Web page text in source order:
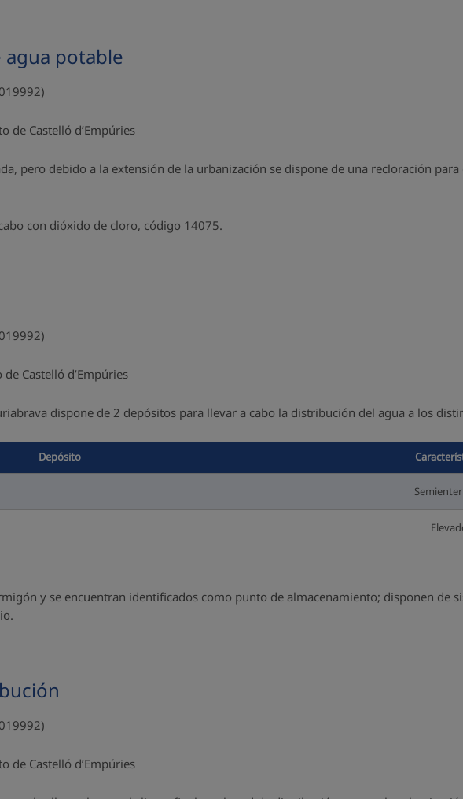
potable
de Castelló d’Empúries
pero debido a la extensión de la urbanización se dispone de una recloración
con dióxido de cloro, código 14075.
Castelló d’Empúries
dispone de 2 depósitos para llevar a cabo la distribución del agua a los
Depósito
y se encuentran identificados como punto de almacenamiento; disponen de
de Castelló d’Empúries